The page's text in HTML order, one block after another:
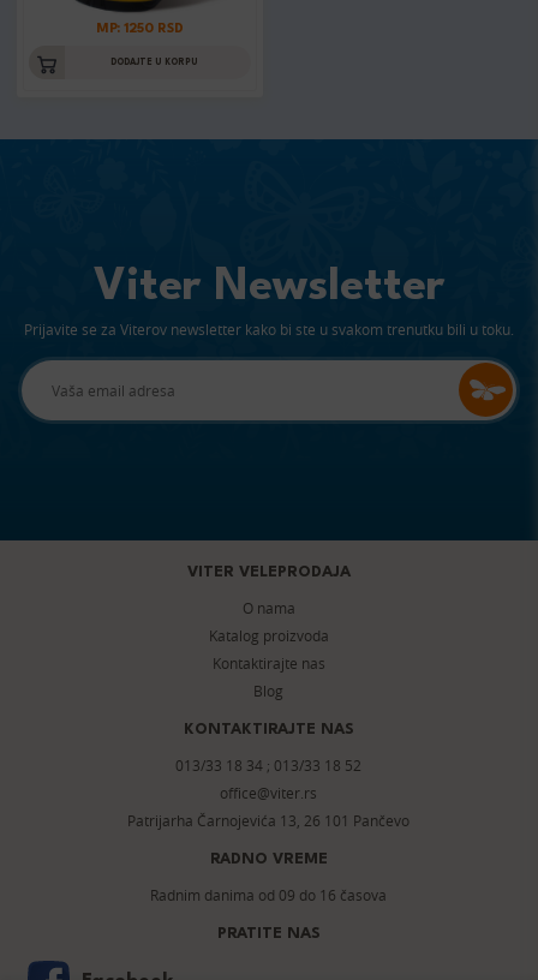
MP: 1250 RSD
DODAJTE U KORPU
Viter Newsletter
Prijavite se za Viterov newsletter kako bi ste u svakom trenutku bili u toku.
VITER VELEPRODAJA
O nama
Katalog proizvoda
Kontaktirajte nas
Blog
KONTAKTIRAJTE NAS
013/33 18 34 ; 013/33 18 52
office@viter.rs
Patrijarha Čarnojevića 13, 26 101 Pančevo
RADNO VREME
Radnim danima od 09 do 16 časova
PRATITE NAS